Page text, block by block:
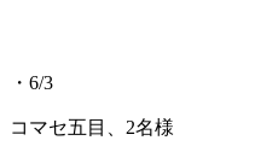
・6/3
コマセ五目、2名様